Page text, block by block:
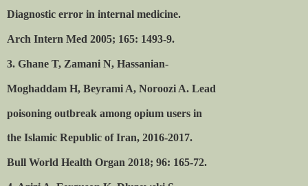
Diagnostic error in internal medicine.
Arch Intern Med 2005; 165: 1493-9.
3. Ghane T, Zamani N, Hassanian-
Moghaddam H, Beyrami A, Noroozi A. Lead
poisoning outbreak among opium users in
the Islamic Republic of Iran, 2016-2017.
Bull World Health Organ 2018; 96: 165-72.